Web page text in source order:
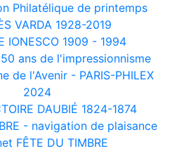
Philatélique de printemps
VARDA 1928-2019
IONESCO 1909 - 1994
ans de l'impressionnisme
de l'Avenir - PARIS-PHILEX
2024
DAUBIÉ 1824-1874
- navigation de plaisance
FÊTE DU TIMBRE